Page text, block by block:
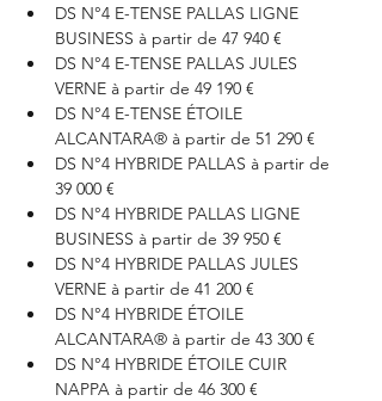
DS N°4 E-TENSE PALLAS LIGNE
BUSINESS à partir de 47 940 €
DS N°4 E-TENSE PALLAS JULES
VERNE à partir de 49 190 €
DS N°4 E-TENSE ÉTOILE
ALCANTARA® à partir de 51 290 €
DS N°4 HYBRIDE PALLAS à partir de
39 000 €
DS N°4 HYBRIDE PALLAS LIGNE
BUSINESS à partir de 39 950 €
DS N°4 HYBRIDE PALLAS JULES
VERNE à partir de 41 200 €
DS N°4 HYBRIDE ÉTOILE
ALCANTARA® à partir de 43 300 €
DS N°4 HYBRIDE ÉTOILE CUIR
NAPPA à partir de 46 300 €